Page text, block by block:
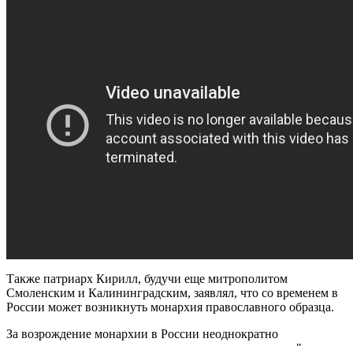
Также патриарх Кирилл, будучи еще митрополитом
Смоленским и Калининградским, заявлял, что со временем в
России может возникнуть монархия православного образца.
За возрождение монархии в России неоднократно